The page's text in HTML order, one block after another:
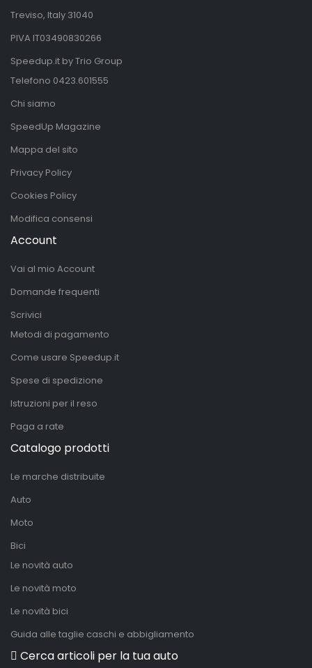
Treviso, Italy 31040
PIVA IT03490830266
Speedup.it by Trio Group
Telefono 0423.601555
Chi siamo
SpeedUp Magazine
Mappa del sito
Privacy Policy
Cookies Policy
Modifica consensi
Account
Vai al mio Account
Domande frequenti
Scrivici
Metodi di pagamento
Come usare Speedup.it
Spese di spedizione
Istruzioni per il reso
Paga a rate
Catalogo prodotti
Le marche distribuite
Auto
Moto
Bici
Le novità auto
Le novità moto
Le novità bici
Guida alle taglie caschi e abbigliamento
Cerca articoli per la tua auto